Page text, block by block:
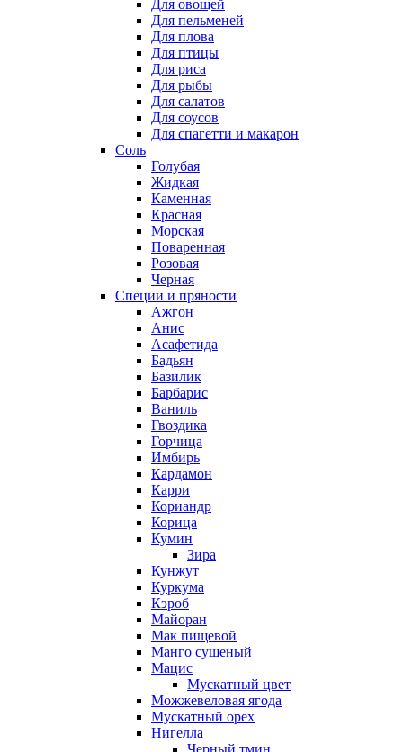
Для овощей
Для пельменей
Для плова
Для птицы
Для риса
Для рыбы
Для салатов
Для соусов
Для спагетти и макарон
Соль
Голубая
Жидкая
Каменная
Красная
Морская
Поваренная
Розовая
Черная
Специи и пряности
Ажгон
Анис
Асафетида
Бадьян
Базилик
Барбарис
Ваниль
Гвоздика
Горчица
Имбирь
Кардамон
Карри
Кориандр
Корица
Кумин
Зира
Кунжут
Куркума
Кэроб
Майоран
Мак пищевой
Манго сушеный
Мацис
Мускатный цвет
Можжевеловая ягода
Мускатный орех
Нигелла
Черный тмин